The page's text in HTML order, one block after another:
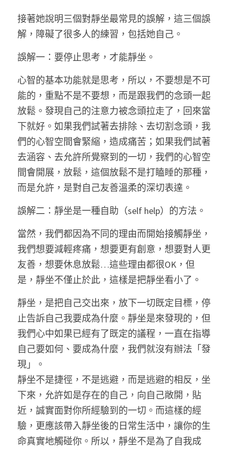
接著她說明三個對靜坐最常見的誤解，這三個誤
解，障礙了很多人的練習，包括她自己。
誤解一：要停止思考，才能靜坐。
心智的基本功能就是思考，所以，不要想是不可
能的，重點不是不要想，而是跟我們的念頭一起
放鬆。發現自己的注意力被念頭拉走了，回來當
下就好。如果我們試著去排除、去切割念頭，我
們的心智空間會緊縮，造成痛苦；如果我們試著
去涵容、去允許所覺察到的一切，我們的心智空
間會開展，放鬆，這個放鬆不是打瞌睡的那種，
而是允許，是對自己友善溫柔的深切表達。
誤解二：靜坐是一種自助（self help）的方法。
當然，我們都因為不同的理由而開始接觸靜坐，
我們想要減輕疼痛，想要更有創意，想要對人更
友善，想要休息放鬆…這些理由都很OK，但
是，靜坐不僅止於此，這樣是把靜坐看小了。
靜坐，是把自己交出來，放下一切既定目標，停
止告訴自己我要成為什麼。靜坐是來發現的，但
我們心中如果已經有了既定的議程，一直在指導
自己要如何、要成為什麼，我們就沒有辦法「發
現」。
靜坐不是捷徑，不是逃避，而是逃避的相反，坐
下來，允許如是存在的自己，向自己敞開，貼
近，誠實面對你所經驗到的一切。而這樣的經
驗，更應該帶入靜坐後的日常生活中，讓你的生
命真實地觸碰你。所以，靜坐不是為了自我成